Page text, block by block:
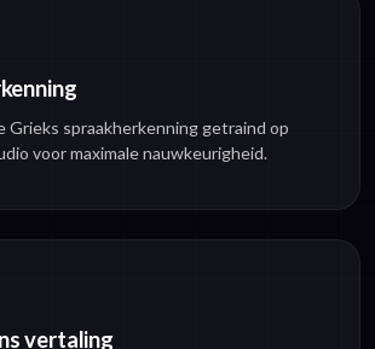
Grieks spraakherkenning getraind op
voor maximale nauwkeurigheid.
vertaling